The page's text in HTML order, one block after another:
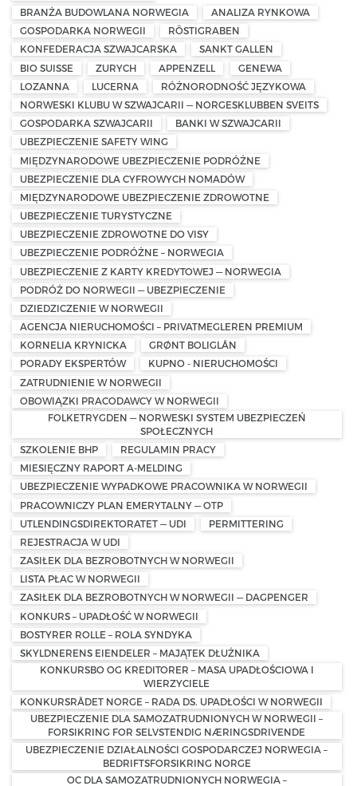
BRANŻA BUDOWLANA NORWEGIA
ANALIZA RYNKOWA
GOSPODARKA NORWEGII
RÖSTIGRABEN
KONFEDERACJA SZWAJCARSKA
SANKT GALLEN
BIO SUISSE
ZURYCH APPENZELL
GENEWA
LOZANNA
LUCERNA
RÓŻNORODNOŚĆ JĘZYKOWA
NORWESKI KLUBU W SZWAJCARII — NORGESKLUBBEN SVEITS
GOSPODARKA SZWAJCARII
BANKI W SZWAJCARII
UBEZPIECZENIE SAFETY WING
MIĘDZYNARODOWE UBEZPIECZENIE PODRÓŻNE
UBEZPIECZENIE DLA CYFROWYCH NOMADÓW
MIĘDZYNARODOWE UBEZPIECZENIE ZDROWOTNE
UBEZPIECZENIE TURYSTYCZNE
UBEZPIECZENIE ZDROWOTNE DO VISY
UBEZPIECZENIE PODRÓŻNE – NORWEGIA
UBEZPIECZENIE Z KARTY KREDYTOWEJ — NORWEGIA
PODRÓŻ DO NORWEGII — UBEZPIECZENIE
DZIEDZICZENIE W NORWEGII
AGENCJA NIERUCHOMOŚCI – PRIVATMEGLEREN PREMIUM
KORNELIA KRYNICKA
GRØNT BOLIGLÅN
PORADY EKSPERTÓW
KUPNO - NIERUCHOMOŚCI
ZATRUDNIENIE W NORWEGII
OBOWIĄZKI PRACODAWCY W NORWEGII
FOLKETRYGDEN — NORWESKI SYSTEM UBEZPIECZEŃ
SPOŁECZNYCH
SZKOLENIE BHP
REGULAMIN PRACY
MIESIĘCZNY RAPORT A-MELDING
UBEZPIECZENIE WYPADKOWE PRACOWNIKA W NORWEGII
PRACOWNICZY PLAN EMERYTALNY — OTP
UTLENDINGSDIREKTORATET — UDI
PERMITTERING
REJESTRACJA W UDI
ZASIŁEK DLA BEZROBOTNYCH W NORWEGII
LISTA PŁAC W NORWEGII
ZASIŁEK DLA BEZROBOTNYCH W NORWEGII — DAGPENGER
KONKURS – UPADŁOŚĆ W NORWEGII
BOSTYRER ROLLE – ROLA SYNDYKA
SKYLDNERENS EIENDELER – MAJĄTEK DŁUŻNIKA
KONKURSBO OG KREDITORER – MASA UPADŁOŚCIOWA I
WIERZYCIELE
KONKURSRÅDET NORGE – RADA DS. UPADŁOŚCI W NORWEGII
UBEZPIECZENIE DLA SAMOZATRUDNIONYCH W NORWEGII –
FORSIKRING FOR SELVSTENDIG NÆRINGSDRIVENDE
UBEZPIECZENIE DZIAŁALNOŚCI GOSPODARCZEJ NORWEGIA –
BEDRIFTSFORSIKRING NORGE
OC DLA SAMOZATRUDNIONYCH NORWEGIA –